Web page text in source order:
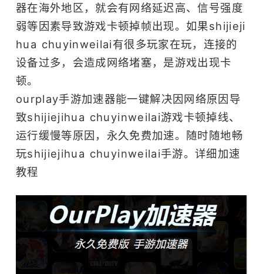
器在海外地区，就会有网络延迟高、信号强度
弱等因素导致游戏卡顿掉帧出现。如果shijieji
hua chuyinweilai有很多玩家在玩，连接的
设备过多，会造成网络堵塞，是游戏出现卡
顿。
ourplay手游加速器能一键解决因网络原因导
致shijiejihua chuyinweilai游戏卡顿掉线、
运行缓慢等原因，永久免费加速。随时随地畅
玩shijiejihua chuyinweilai手游。 详细加速
教程